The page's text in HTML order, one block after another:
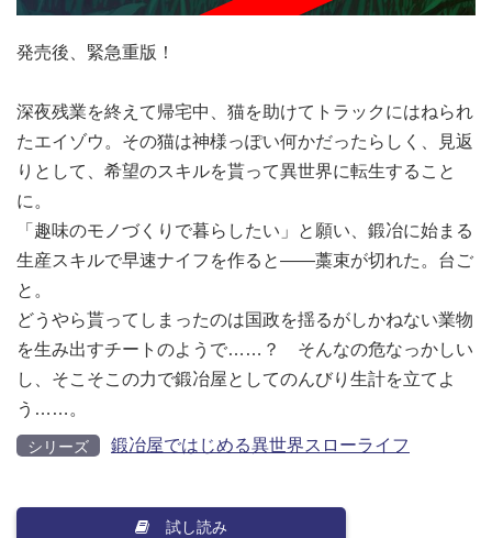
発売後、緊急重版！
深夜残業を終えて帰宅中、猫を助けてトラックにはねられ
たエイゾウ。その猫は神様っぽい何かだったらしく、見返
りとして、希望のスキルを貰って異世界に転生すること
に。
「趣味のモノづくりで暮らしたい」と願い、鍛冶に始まる
生産スキルで早速ナイフを作ると――藁束が切れた。台ご
と。
どうやら貰ってしまったのは国政を揺るがしかねない業物
を生み出すチートのようで……？ そんなの危なっかしい
し、そこそこの力で鍛冶屋としてのんびり生計を立てよ
う……。
シリーズ 鍛冶屋ではじめる異世界スローライフ
試し読み